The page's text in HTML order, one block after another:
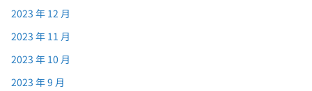
2023 年 12 月
2023 年 11 月
2023 年 10 月
2023 年 9 月